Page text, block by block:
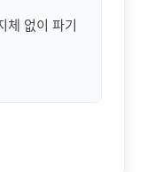
련/지역산
있어 개인을
식별정보(주
체 없이 파기
정한 일정